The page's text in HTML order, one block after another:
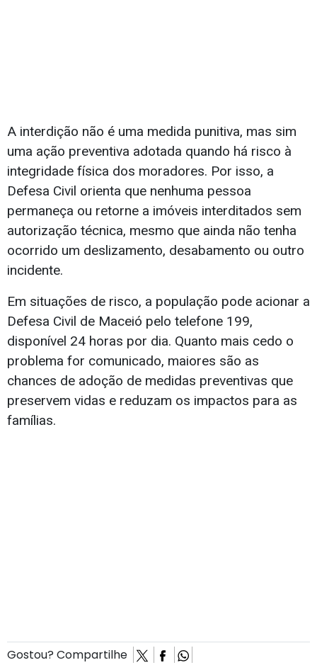
A interdição não é uma medida punitiva, mas sim
uma ação preventiva adotada quando há risco à
integridade física dos moradores. Por isso, a
Defesa Civil orienta que nenhuma pessoa
permaneça ou retorne a imóveis interditados sem
autorização técnica, mesmo que ainda não tenha
ocorrido um deslizamento, desabamento ou outro
incidente.
Em situações de risco, a população pode acionar a
Defesa Civil de Maceió pelo telefone 199,
disponível 24 horas por dia. Quanto mais cedo o
problema for comunicado, maiores são as
chances de adoção de medidas preventivas que
preservem vidas e reduzam os impactos para as
famílias.
Gostou? Compartilhe